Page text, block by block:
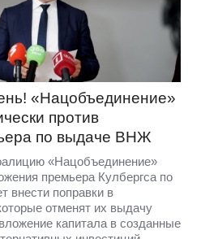
«Нацобъединение»
против
по выдаче ВНЖ
«Нацобъединение»
премьера Кулбергса по
внести поправки в
отменят их выдачу
капитала в созданные